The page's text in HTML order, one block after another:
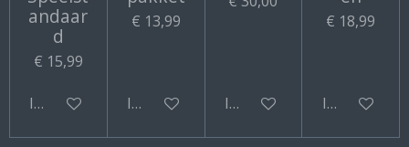
andaar
d
€ 15,99
In winkelwagen
€ 13,99
In winkelwagenIn winkelwagen
€ 18,99
In